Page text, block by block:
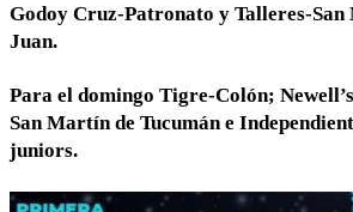
Godoy Cruz-Patronato y Talleres-San
Juan.
Para el domingo Tigre-Colón;
San Martín de Tucumán e
juniors.